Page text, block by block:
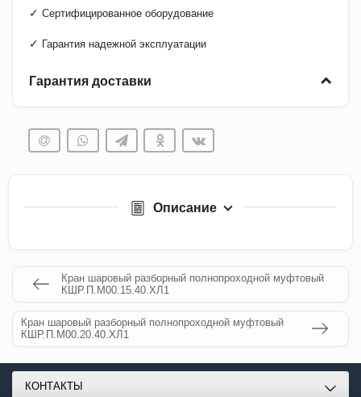
✓ Сертифицированное оборудование
✓ Гарантия надежной эксплуатации
Гарантия доставки
Описание
Кран шаровый разборный полнопроходной муфтовый
КШР.П.М00.15.40.ХЛ1
Кран шаровый разборный полнопроходной муфтовый
КШР.П.М00.20.40.ХЛ1
КОНТАКТЫ